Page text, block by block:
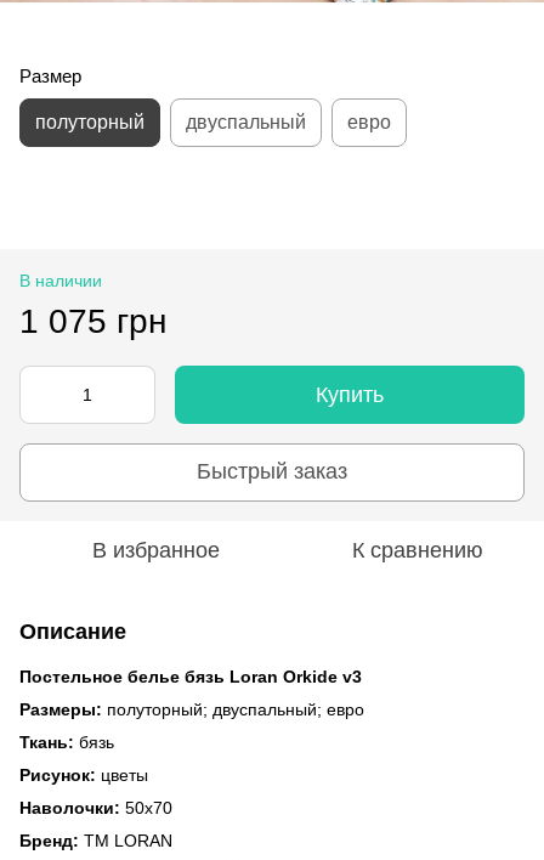
Размер
полуторный двуспальный евро
В наличии
1 075 грн
Купить
Быстрый заказ
В избранное К сравнению
Описание
Постельное белье бязь Loran Orkide v3
Размеры: полуторный; двуспальный; евро
Ткань: бязь
Рисунок: цветы
Наволочки: 50x70
Бренд: ТМ LORAN